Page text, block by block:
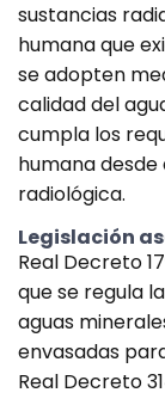
sustancias
humana que
se adopten
calidad del
cumpla los
humana
radiológica.
Legislación
Real Decreto
que se regula
aguas
envasadas
Real Decreto